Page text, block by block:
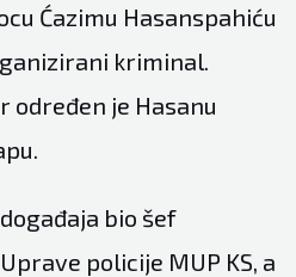
Ćazimu Hasanspahiću
kriminal.
određen je Hasanu
bio šef
policije MUP KS, a